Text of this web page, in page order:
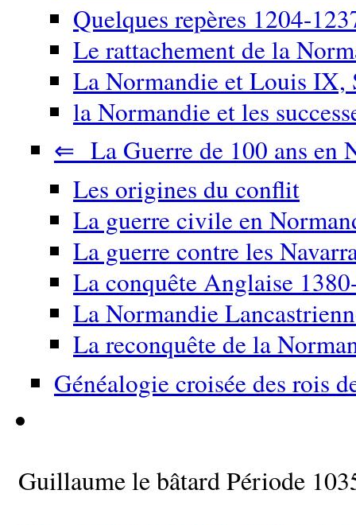
Quelques repères 1204-
Le rattachement de la
La Normandie et Louis IX,
la Normandie et les
⇐ La Guerre de 100 ans en
Les origines du conflit
La guerre civile en
La guerre contre les
La conquête Anglaise
La Normandie
La reconquête de la
Généalogie croisée des rois
Guillaume le bâtard Période